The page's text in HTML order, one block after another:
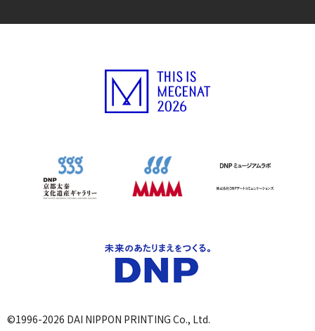
©1996-2026 DAI NIPPON PRINTING Co., Ltd.